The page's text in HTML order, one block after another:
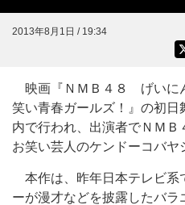
2013年8月1日 / 19:34
映画『ＮＭＢ４８ げい
笑い青春ガールズ！』の初
内で行われ、出演者でＮＭＢ
お笑い芸人のケンドーコバヤ
本作は、昨年日本テレビ系
ーが漫才などを披露したバラ